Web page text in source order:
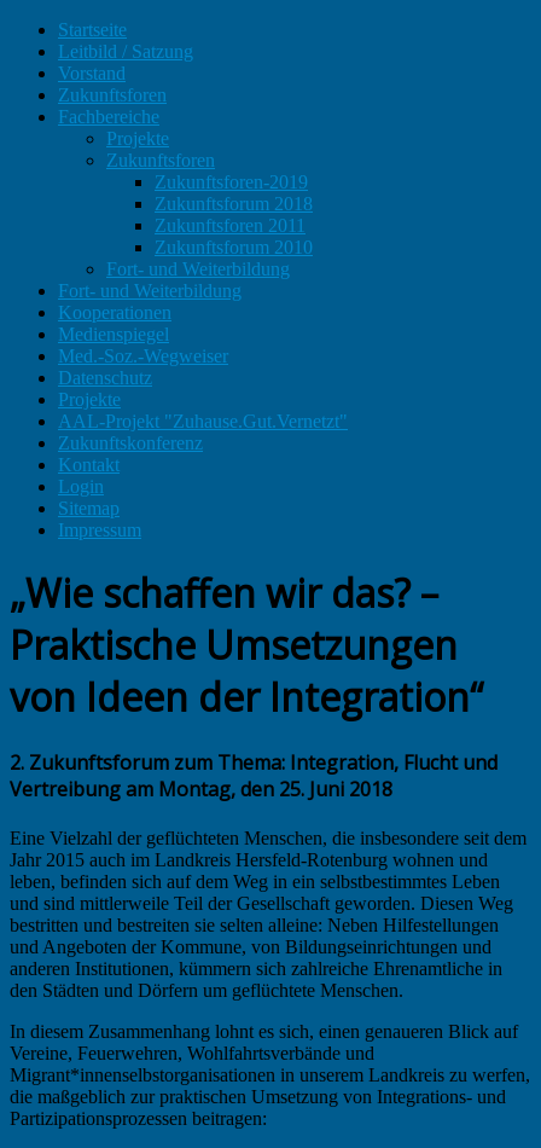
Startseite
Leitbild / Satzung
Vorstand
Zukunftsforen
Fachbereiche
Projekte
Zukunftsforen
Zukunftsforen-2019
Zukunftsforum 2018
Zukunftsforen 2011
Zukunftsforum 2010
Fort- und Weiterbildung
Fort- und Weiterbildung
Kooperationen
Medienspiegel
Med.-Soz.-Wegweiser
Datenschutz
Projekte
AAL-Projekt "Zuhause.Gut.Vernetzt"
Zukunftskonferenz
Kontakt
Login
Sitemap
Impressum
„Wie schaffen wir das? –
Praktische Umsetzungen
von Ideen der Integration“
2. Zukunftsforum zum Thema: Integration, Flucht und
Vertreibung am Montag, den 25. Juni 2018
Eine Vielzahl der geflüchteten Menschen, die insbesondere seit dem
Jahr 2015 auch im Landkreis Hersfeld-Rotenburg wohnen und
leben, befinden sich auf dem Weg in ein selbstbestimmtes Leben
und sind mittlerweile Teil der Gesellschaft geworden. Diesen Weg
bestritten und bestreiten sie selten alleine: Neben Hilfestellungen
und Angeboten der Kommune, von Bildungseinrichtungen und
anderen Institutionen, kümmern sich zahlreiche Ehrenamtliche in
den Städten und Dörfern um geflüchtete Menschen.
In diesem Zusammenhang lohnt es sich, einen genaueren Blick auf
Vereine, Feuerwehren, Wohlfahrtsverbände und
Migrant*innenselbstorganisationen in unserem Landkreis zu werfen,
die maßgeblich zur praktischen Umsetzung von Integrations- und
Partizipationsprozessen beitragen: